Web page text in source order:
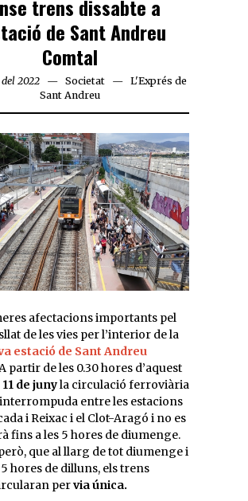
trens dissabte a
de Sant Andreu
Comtal
2022 Societat
L'Exprés de
Sant Andreu
de les vies per l’interior de la
estació de Sant Andreu
partir de les 0.30 hores d’aquest
de junyla circulació ferroviària
entre les estacions
i Reixac i el Clot-Aragó i no es
fins a les 5 hores de diumenge.
que al llarg de tot diumenge i
hores de dilluns, els trens
pervia única.